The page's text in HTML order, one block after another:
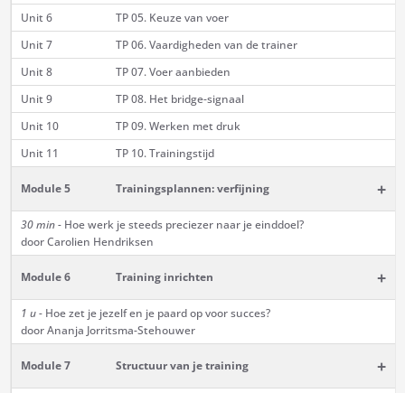
Unit 6
TP 05. Keuze van voer
Unit 7
TP 06. Vaardigheden van de trainer
Unit 8
TP 07. Voer aanbieden
Unit 9
TP 08. Het bridge-signaal
Unit 10
TP 09. Werken met druk
Unit 11
TP 10. Trainingstijd
Module 5 Trainingsplannen: verfijning +
30 min -Hoe werk je steeds preciezer naar je einddoel?
door Carolien Hendriksen
Module 6 Training inrichten +
1 u -Hoe zet je jezelf en je paard op voor succes?
door Ananja Jorritsma-Stehouwer
Module 7 Structuur van je training +